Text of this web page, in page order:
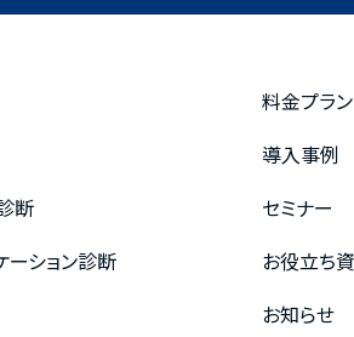
断
ション診断
料金プラン
導入事例
セミナー
お役立ち
お知らせ